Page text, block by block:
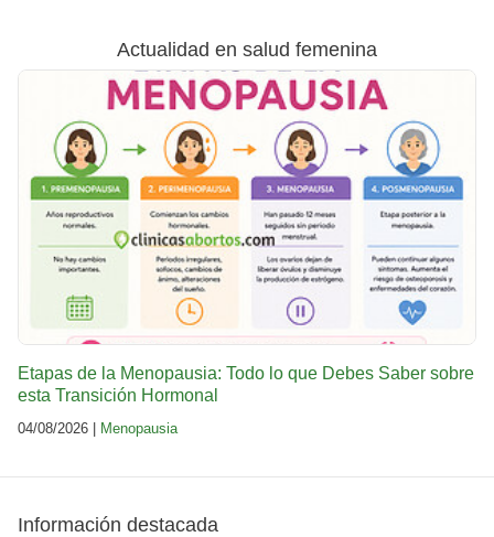
Actualidad en salud femenina
Etapas de la Menopausia: Todo lo que Debes Saber sobre
esta Transición Hormonal
04/08/2026 | Menopausia
Información destacada